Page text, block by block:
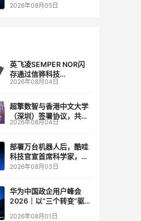
2026年08月05日
英飞凌SEMPER NOR闪
存通过信骅科技
AST2700 BMC认证，全
管理
2026年08月04日
超擎数智与香港中文大学
（深圳）签署协议，共建
人工智能和边缘计算联合
2026年08月04日
部署万台机器人后，酷哇
科技官宣首席科学家，要
让世界模型交付生产力
2026年08月03日
华为中国政企用户峰会
2026｜以“三个转变”驱动
2026年08月01日